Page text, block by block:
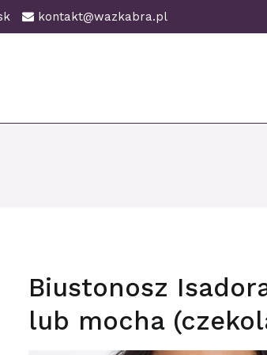
kontakt@wazkabra.pl
Biustonosz
lub mocha